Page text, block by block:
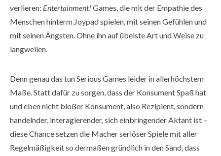
verlieren: Entertainment! Games, die mit der Empathie des
Menschen hinterm Joypad spielen, mit seinen Gefühlen und
mit seinen Ängsten. Ohne ihn auf übelste Art und Weise zu
langweilen.
Denn genau das tun Serious Games leider in allerhöchstem
Maße. Statt dafür zu sorgen, dass der Konsument Spaß hat
und eben nicht bloßer Konsument, also Rezipient, sondern
handelnder, interagierender, sich einbringender Aktant ist –
diese Chance setzen die Macher seriöser Spiele mit aller
Regelmäßigkeit so dermaßen gründlich in den Sand, dass